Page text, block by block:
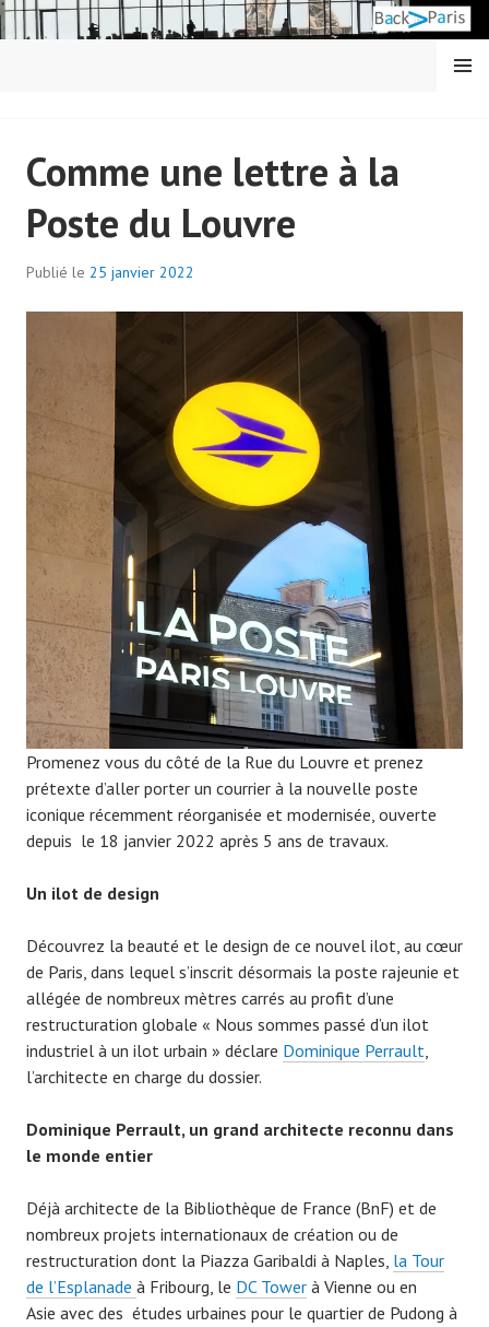
Aller
au
MENU
Comme une lettre à la
Poste du Louvre
Publié le 25 janvier 2022
m
n
7
Promenez vous du côté de la Rue du Louvre et prenez
prétexte d’aller porter un courrier à la nouvelle poste
iconique récemment réorganisée et modernisée, ouverte
depuis le 18 janvier 2022 après 5 ans de travaux.
Un ilot de design
Découvrez la beauté et le design de ce nouvel ilot, au cœur
de Paris, dans lequel s’inscrit désormais la poste rajeunie et
allégée de nombreux mètres carrés au profit d’une
restructuration globale « Nous sommes passé d’un ilot
industriel à un ilot urbain » déclare Dominique Perrault,
l’architecte en charge du dossier.
Dominique Perrault, un grand architecte reconnu dans
le monde entier
Déjà architecte de la Bibliothèque de France (BnF) et de
nombreux projets internationaux de création ou de
restructuration dont la Piazza Garibaldi à Naples, la Tour
de l’Esplanade à Fribourg, le DC Tower à Vienne ou en
Asie avec des études urbaines pour le quartier de Pudong à